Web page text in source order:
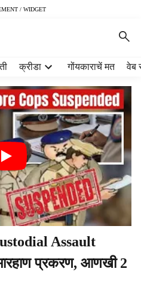
/ WIDGET
क्रीडा गोंयकाराचें मत वेब
Assault
प्रकरण, आणखी 2